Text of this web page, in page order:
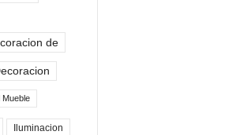
de
Mueble
Iluminacion